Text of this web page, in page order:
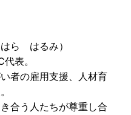
ら はるみ）
表。
者の雇用支援、人材育
合う人たちが尊重し合